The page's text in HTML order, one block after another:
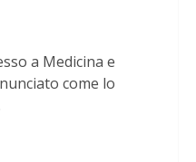
a Medicina e
come lo